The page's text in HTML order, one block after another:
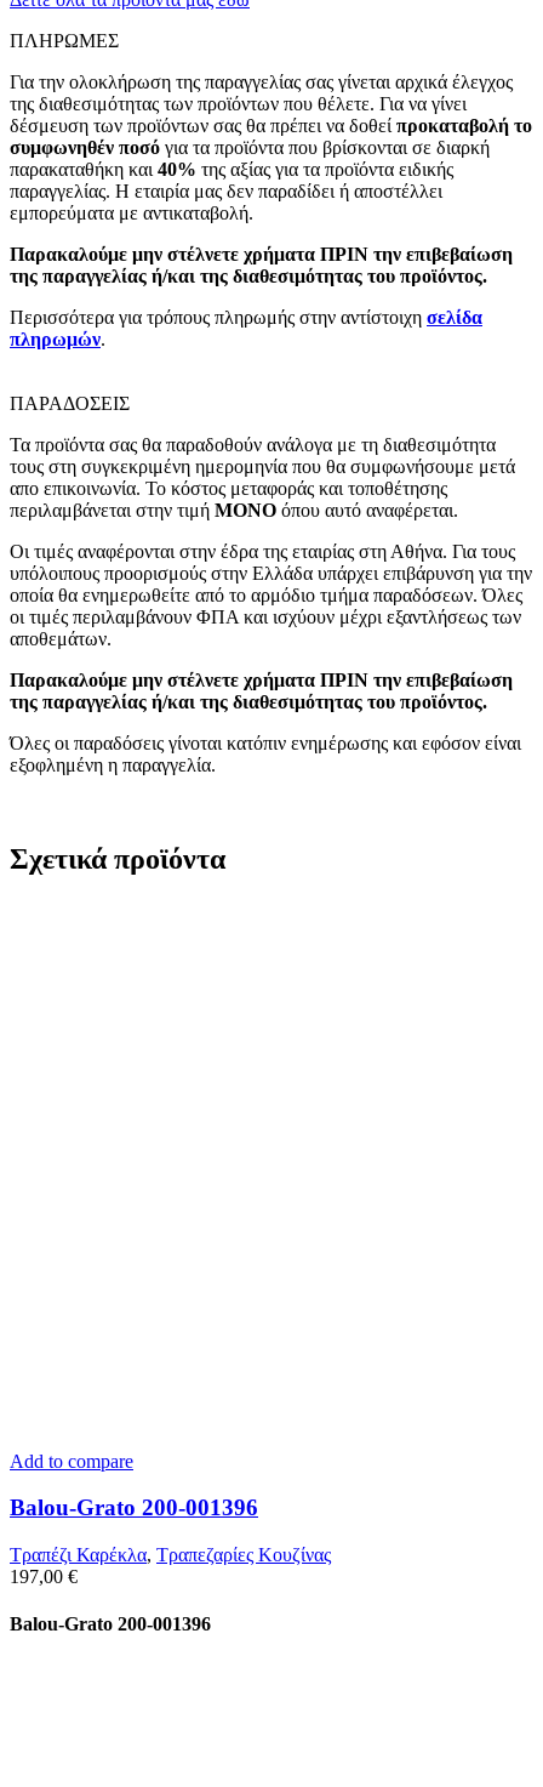
ΠΛΗΡΩΜΕΣ
Για την ολοκλήρωση της παραγγελίας σας γίνεται αρχικά έλεγχος
της διαθεσιμότητας των προϊόντων που θέλετε. Για να γίνει
δέσμευση των προϊόντων σας θα πρέπει να δοθεί προκαταβολή το
συμφωνηθέν ποσό για τα προϊόντα που βρίσκονται σε διαρκή
παρακαταθήκη και 40% της αξίας για τα προϊόντα ειδικής
παραγγελίας. Η εταιρία μας δεν παραδίδει ή αποστέλλει
εμπορεύματα με αντικαταβολή.
Παρακαλούμε μην στέλνετε χρήματα ΠΡΙΝ την επιβεβαίωση
της παραγγελίας ή/και της διαθεσιμότητας του προϊόντος.
Περισσότερα για τρόπους πληρωμής στην αντίστοιχη σελίδα
πληρωμών.
ΠΑΡΑΔΟΣΕΙΣ
Τα προϊόντα σας θα παραδοθούν ανάλογα με τη διαθεσιμότητα
τους στη συγκεκριμένη ημερομηνία που θα συμφωνήσουμε μετά
απο επικοινωνία. Το κόστος μεταφοράς και τοποθέτησης
περιλαμβάνεται στην τιμή MONO όπου αυτό αναφέρεται.
Οι τιμές αναφέρονται στην έδρα της εταιρίας στη Αθήνα. Για τους
υπόλοιπους προορισμούς στην Ελλάδα υπάρχει επιβάρυνση για την
οποία θα ενημερωθείτε από το αρμόδιο τμήμα παραδόσεων. Όλες
οι τιμές περιλαμβάνουν ΦΠΑ και ισχύουν μέχρι εξαντλήσεως των
αποθεμάτων.
Παρακαλούμε μην στέλνετε χρήματα ΠΡΙΝ την επιβεβαίωση
της παραγγελίας ή/και της διαθεσιμότητας του προϊόντος.
Όλες οι παραδόσεις γίνοται κατόπιν ενημέρωσης και εφόσον είναι
εξοφλημένη η παραγγελία.
Σχετικά προϊόντα
Add to compare
Balou-Grato 200-001396
Τραπέζι Καρέκλα, Τραπεζαρίες Κουζίνας
197,00 €
Balou-Grato 200-001396